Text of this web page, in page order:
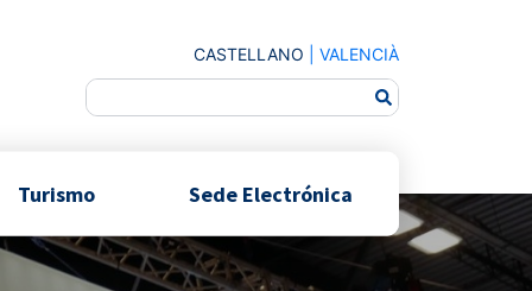
CASTELLANO VALENCIÀ
Turismo Sede Electrónica